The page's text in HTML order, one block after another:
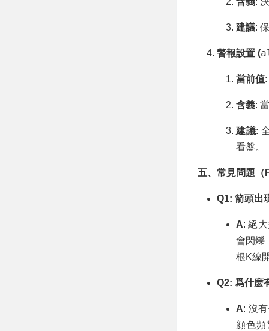
建議:
警報設置 (
當前值:
含義:
建議:
看盤。
五、常見問題（
Q1: 箭頭出
A: 絕
會閃爍
根K線
Q2: 爲什麽
A: 沒
顔色